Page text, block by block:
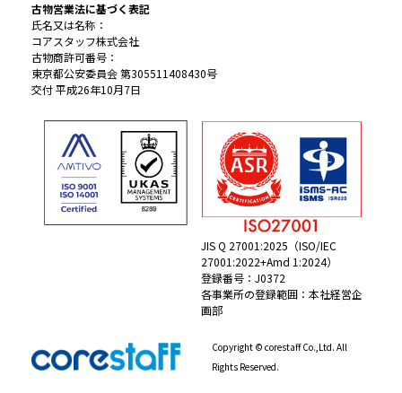
古物営業法に基づく表記
氏名又は名称：
コアスタッフ株式会社
古物商許可番号：
東京都公安委員会 第305511408430号
交付 平成26年10月7日
JIS Q 27001:2025（ISO/IEC
27001:2022+Amd 1:2024）
登録番号：J0372
各事業所の登録範囲：本社経営企
画部
Copyright © corestaff Co.,Ltd. All
Rights Reserved.